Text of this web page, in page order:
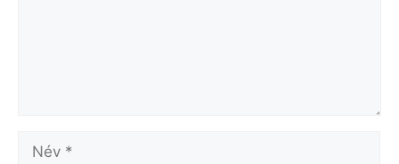
Név